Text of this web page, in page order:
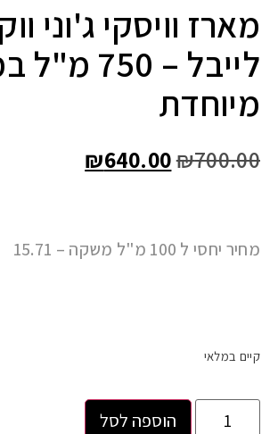
מארז וויסקי ג'וני
לייבל –
מיוחדת
₪700.00
₪640.00
מחיר יחסי ל 100 מ"ל משקה – 15.71
קיים במלאי
הוספה לסל